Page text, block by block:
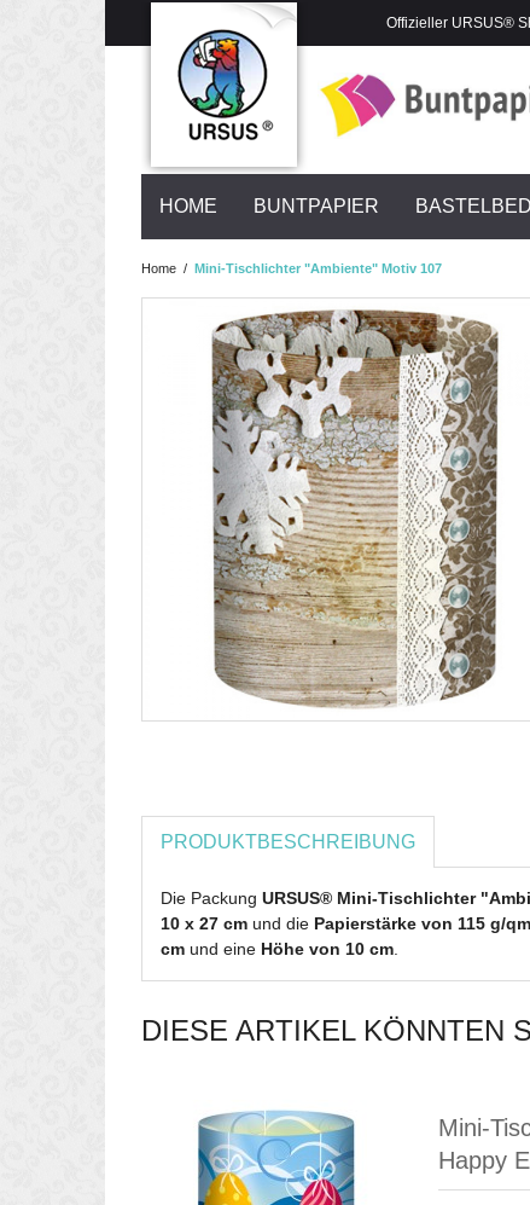
Offizieller URSUS®
HOME BUNTPAPIER
Home / Mini-Tischlichter "Ambiente" Motiv 107
PRODUKTBESCHREIBUNG
Die Packung URSUS® Mini-Tischlichter
10 x 27 cm und die Papierstärke von 115 g/qm
cm und eine Höhe von 10 cm
DIESE ARTIKEL KÖNNTEN
Mini-
Happy